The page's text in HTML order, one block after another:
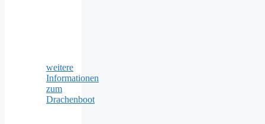
weitere
Informationen
zum
Drachenboot